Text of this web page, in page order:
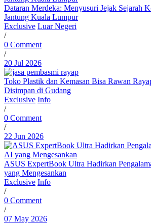
Dataran Merdeka: Menyusuri Jejak Sejarah
Jantung Kuala Lumpur
Exclusive Luar Negeri
/
0 Comment
/
20 Jul 2026
Toko Plastik dan Kemasan Bisa Rawan
Disimpan di Gudang
Exclusive Info
/
0 Comment
/
22 Jun 2026
ASUS ExpertBook Ultra Hadirkan
yang Mengesankan
Exclusive Info
/
0 Comment
/
07 May 2026